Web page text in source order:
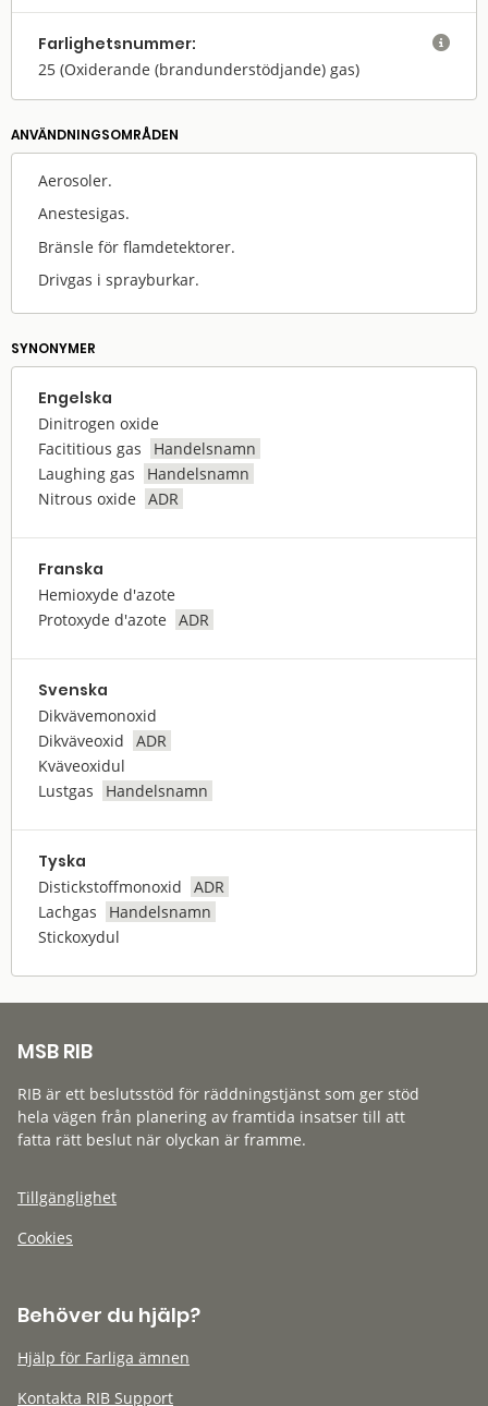
Farlighets­nummer:
25 (Oxiderande (brandunderstödjande) gas)

ANVÄNDNINGS­OMRÅDEN
Aerosoler.
Anestesigas.
Bränsle för flamdetektorer.
Drivgas i sprayburkar.
SYNONYMER
Engelska
Dinitrogen oxide
Facititious gas
Handelsnamn
Laughing gas
Handelsnamn
Nitrous oxide
ADR
Franska
Hemioxyde d'azote
Protoxyde d'azote
ADR
Svenska
Dikvävemonoxid
Dikväveoxid
ADR
Kväveoxidul
Lustgas
Handelsnamn
Tyska
Distickstoffmonoxid
ADR
Lachgas
Handelsnamn
Stickoxydul
MSB RIB
RIB är ett beslutsstöd för räddningstjänst som ger stöd
hela vägen från planering av framtida insatser till att
fatta rätt beslut när olyckan är framme.
Tillgänglighet
Cookies
Behöver du hjälp?
Hjälp för Farliga ämnen
Kontakta RIB Support